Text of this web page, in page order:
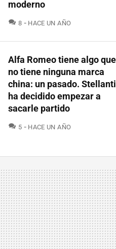
moderno
8 COMENTARIOS
HACE UN AÑO
Alfa Romeo tiene algo que
no tiene ninguna marca
china: un pasado.
ha decidido empezar a
sacarle partido
5 COMENTARIOS
HACE UN AÑO